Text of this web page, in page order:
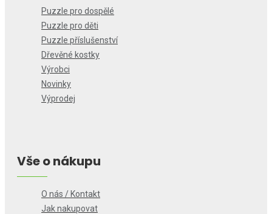
Puzzle pro dospělé
Puzzle pro děti
Puzzle příslušenství
Dřevěné kostky
Výrobci
Novinky
Výprodej
Vše o nákupu
O nás / Kontakt
Jak nakupovat